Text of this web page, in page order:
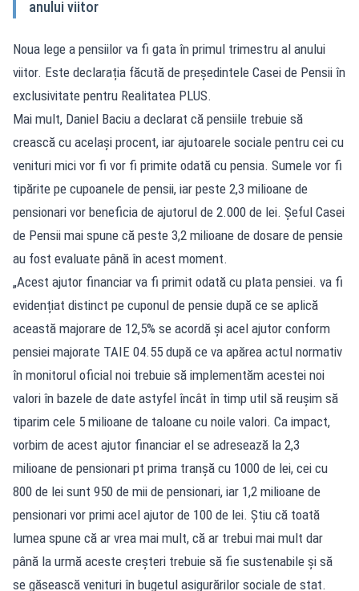
anului viitor
Noua lege a pensiilor va fi gata în primul trimestru al anului
viitor. Este declarația făcută de președintele Casei de Pensii în
exclusivitate pentru Realitatea PLUS.
Mai mult, Daniel Baciu a declarat că pensiile trebuie să
crească cu același procent, iar ajutoarele sociale pentru cei cu
venituri mici vor fi vor fi primite odată cu pensia. Sumele vor fi
tipărite pe cupoanele de pensii, iar peste 2,3 milioane de
pensionari vor beneficia de ajutorul de 2.000 de lei. Șeful Casei
de Pensii mai spune că peste 3,2 milioane de dosare de pensie
au fost evaluate până în acest moment.
„Acest ajutor financiar va fi primit odată cu plata pensiei. va fi
evidențiat distinct pe cuponul de pensie după ce se aplică
această majorare de 12,5% se acordă și acel ajutor conform
pensiei majorate TAIE 04.55 după ce va apărea actul normativ
în monitorul oficial noi trebuie să implementăm acestei noi
valori în bazele de date astyfel încât în timp util să reușim să
tiparim cele 5 milioane de taloane cu noile valori. Ca impact,
vorbim de acest ajutor financiar el se adresează la 2,3
milioane de pensionari pt prima tranșă cu 1000 de lei, cei cu
800 de lei sunt 950 de mii de pensionari, iar 1,2 milioane de
pensionari vor primi acel ajutor de 100 de lei. Știu că toată
lumea spune că ar vrea mai mult, că ar trebui mai mult dar
până la urmă aceste creșteri trebuie să fie sustenabile și să
se găsească venituri în bugetul asigurărilor sociale de stat.